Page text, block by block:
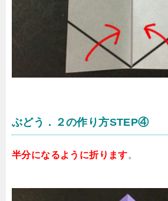
ぶどう．２の作り方STEP④
半分になるように折ります。